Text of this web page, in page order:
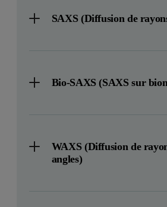
SAXS (Diffusion de
Bio-SAXS (SAXS sur
WAXS (Diffusion de
angles)